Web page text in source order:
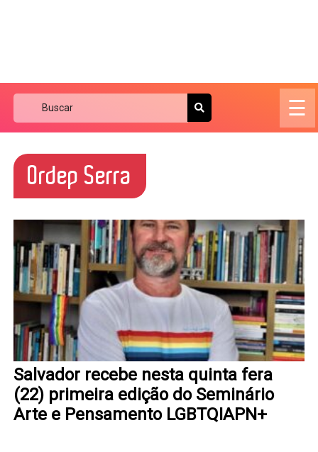
☰
Ordep Serra
Salvador recebe nesta quinta fera
(22) primeira edição do Seminário
Arte e Pensamento LGBTQIAPN+